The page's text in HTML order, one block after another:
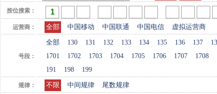
按位搜索：
运营商： 全部 中国移动 中国联通 中国电信 虚拟运营商
号段：
全部 130 131 132 133 134 135 136 137
1701
1702 1703 1704 1705 1706 1707 1708
191
198 199
规律： 不限 中间规律 尾数规律